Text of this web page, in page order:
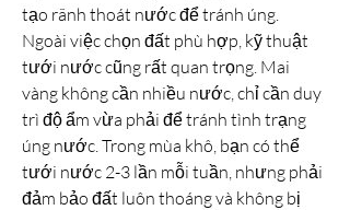
tạo rãnh thoát nước để tránh úng.
Ngoài việc chọn đất phù hợp, kỹ thuật
tưới nước cũng rất quan trọng. Mai
vàng không cần nhiều nước, chỉ cần duy
trì độ ẩm vừa phải để tránh tình trạng
úng nước. Trong mùa khô, bạn có thể
tưới nước 2-3 lần mỗi tuần, nhưng phải
đảm bảo đất luôn thoáng và không bị